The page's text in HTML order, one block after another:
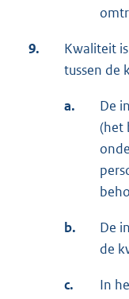
9.
Kwaliteit
tussen de
a.
De
(het
b.
De
de
c.
In